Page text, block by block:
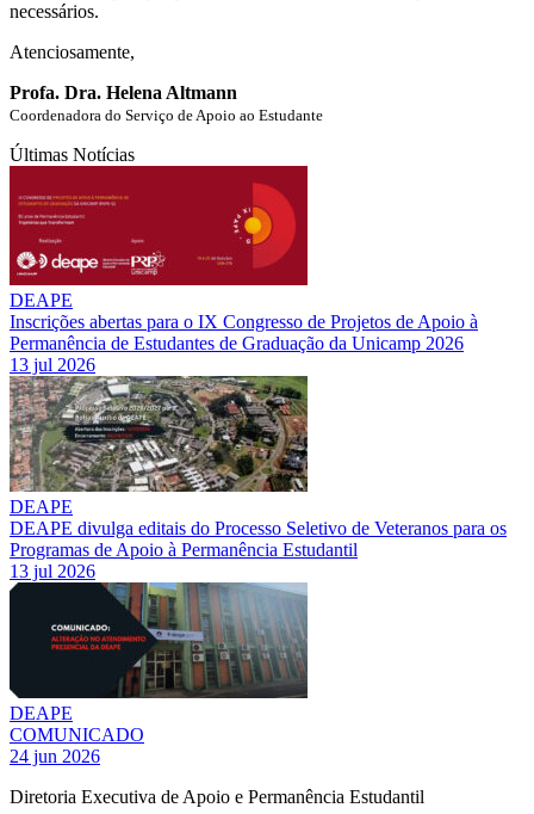
necessários.
Atenciosamente,
Profa. Dra. Helena Altmann
Coordenadora do Serviço de Apoio ao Estudante
Últimas Notícias
DEAPE
Inscrições abertas para o IX Congresso de Projetos de Apoio à
Permanência de Estudantes de Graduação da Unicamp 2026
13 jul 2026
DEAPE
DEAPE divulga editais do Processo Seletivo de Veteranos para os
Programas de Apoio à Permanência Estudantil
13 jul 2026
DEAPE
COMUNICADO
24 jun 2026
Diretoria Executiva de Apoio e Permanência Estudantil